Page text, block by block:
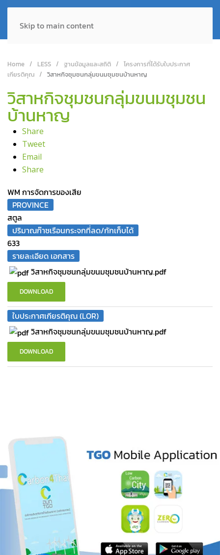
Skip to main content
Home LESS ฐานข้อมูลและสถิติ
โครงการที่ได้รับใบประกาศ
เกียรติคุณ
วิสาหกิจชุมชนกลุ่มขนมชุมชนบ้านหาญ
วิสาหกิจชุมชนกลุ่มขนมชุมชน
บ้านหาญ
Share
Tweet
Email
Share
WM การจัดการของเสีย
PROVINCE
สตูล
ปริมาณก๊าซเรือนกระจกที่ลด/กักเก็บได้
633
รายละเอียด เอกสาร
วิสาหกิจชุมชนกลุ่มขนมชุมชนบ้านหาญ.pdf
DOWNLOAD
ใบประกาศเกียรติคุณ (LOR)
วิสาหกิจชุมชนกลุ่มขนมชุมชนบ้านหาญ.pdf
DOWNLOAD